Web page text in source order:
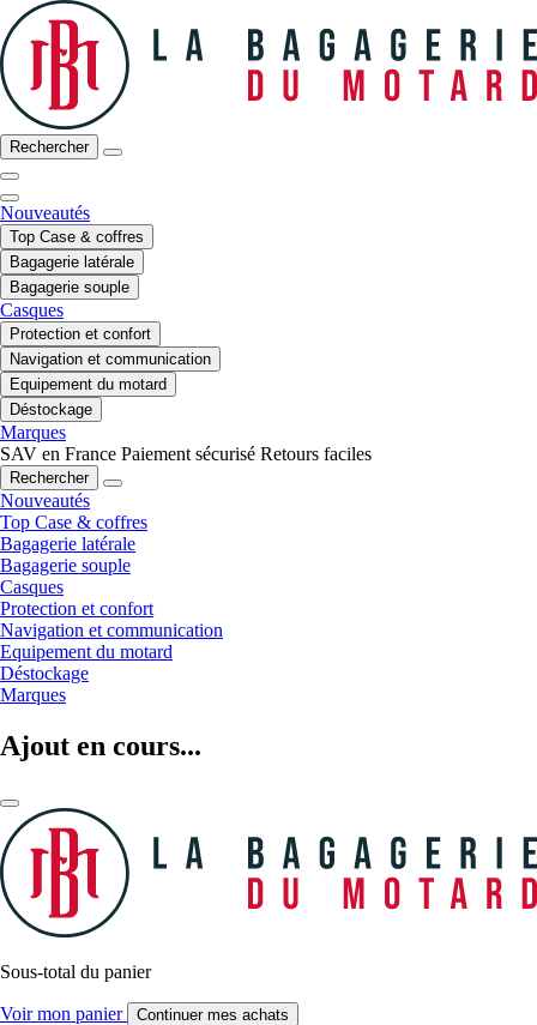
Rechercher
Nouveautés
Top Case & coffres
Bagagerie latérale
Bagagerie souple
Casques
Protection et confort
Navigation et communication
Equipement du motard
Déstockage
Marques
SAV en France Paiement sécurisé Retours faciles
Rechercher
Nouveautés
Top Case & coffres
Bagagerie latérale
Bagagerie souple
Casques
Protection et confort
Navigation et communication
Equipement du motard
Déstockage
Marques
Ajout en cours...
Sous-total du panier
Voir mon panier Continuer mes achats